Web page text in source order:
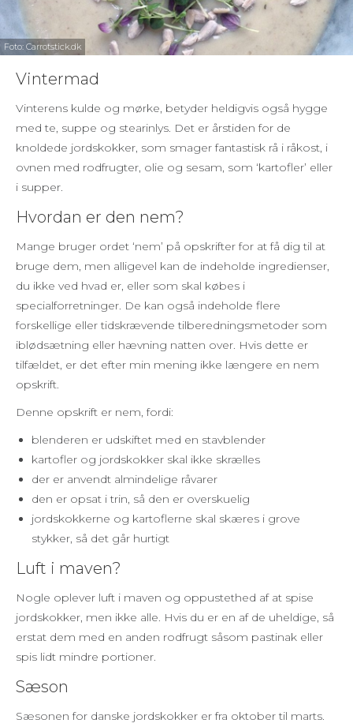
Foto: Carrotstick.dk
Vintermad
Vinterens kulde og mørke, betyder heldigvis også hygge
med te, suppe og stearinlys. Det er årstiden for de
knoldede jordskokker, som smager fantastisk rå i råkost, i
ovnen med rodfrugter, olie og sesam, som ‘kartofler’ eller
i supper.
Hvordan er den nem?
Mange bruger ordet ‘nem’ på opskrifter for at få dig til at
bruge dem, men alligevel kan de indeholde ingredienser,
du ikke ved hvad er, eller som skal købes i
specialforretninger. De kan også indeholde flere
forskellige eller tidskrævende tilberedningsmetoder som
iblødsætning eller hævning natten over. Hvis dette er
tilfældet, er det efter min mening ikke længere en nem
opskrift.
Denne opskrift er nem, fordi:
blenderen er udskiftet med en stavblender
kartofler og jordskokker skal ikke skrælles
der er anvendt almindelige råvarer
den er opsat i trin, så den er overskuelig
jordskokkerne og kartoflerne skal skæres i grove
stykker, så det går hurtigt
Luft i maven?
Nogle oplever luft i maven og oppustethed af at spise
jordskokker, men ikke alle. Hvis du er en af de uheldige, så
erstat dem med en anden rodfrugt såsom pastinak eller
spis lidt mindre portioner.
Sæson
Sæsonen for danske jordskokker er fra oktober til marts.